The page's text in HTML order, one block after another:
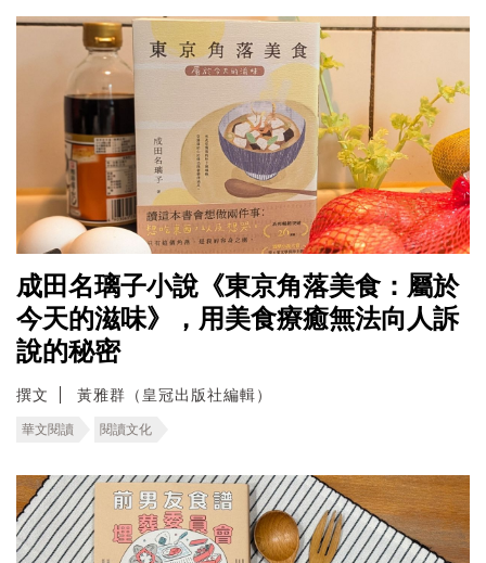
成田名璃子小說《東京角落美食：屬於
今天的滋味》，用美食療癒無法向人訴
說的秘密
撰文 黃雅群（皇冠出版社編輯）
華文閱讀 閱讀文化